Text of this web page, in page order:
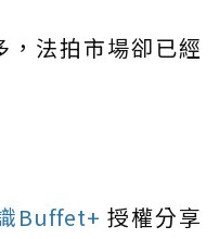
，法拍市場卻已經
Buffet+授權分享